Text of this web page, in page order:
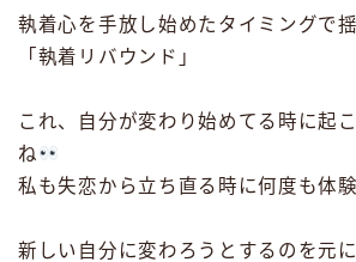
執着心を手放し始めたタイミングで
「執着リバウンド」
これ、自分が変わり始めてる時に起
ね
私も失恋から立ち直る時に何度も体
新しい自分に変わろうとするのを元